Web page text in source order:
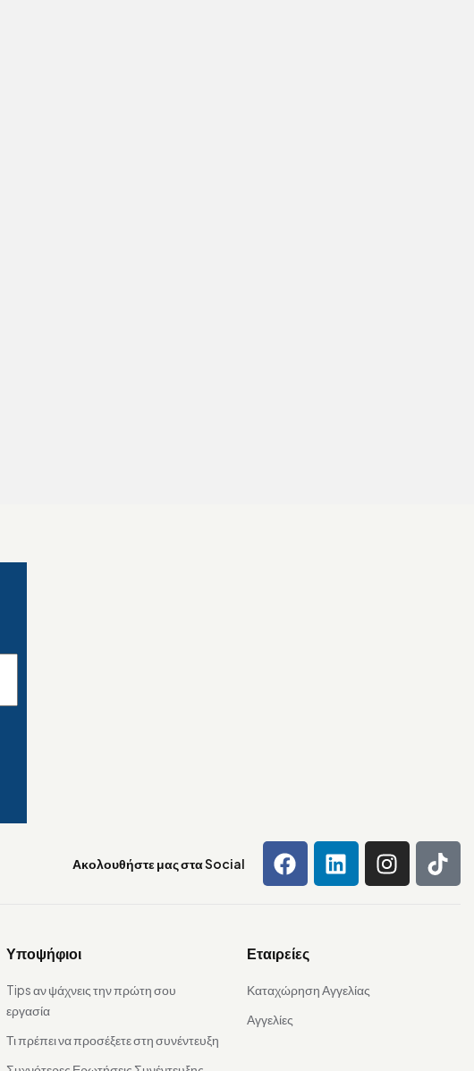
Ακολουθήστε μας στα Social
Υποψήφιοι
Tips αν ψάχνεις την πρώτη σου
εργασία
Τι πρέπει να προσέξετε στη συνέντευξη
Εταιρείες
Καταχώρηση Αγγελίας
Αγγελίες